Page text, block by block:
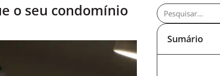
o seu condomínio
Sumário